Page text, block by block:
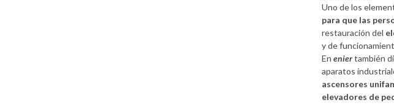
Uno de los
para que las
restauración del
y de
En eniertambién
aparatos
ascensores
elevadores de